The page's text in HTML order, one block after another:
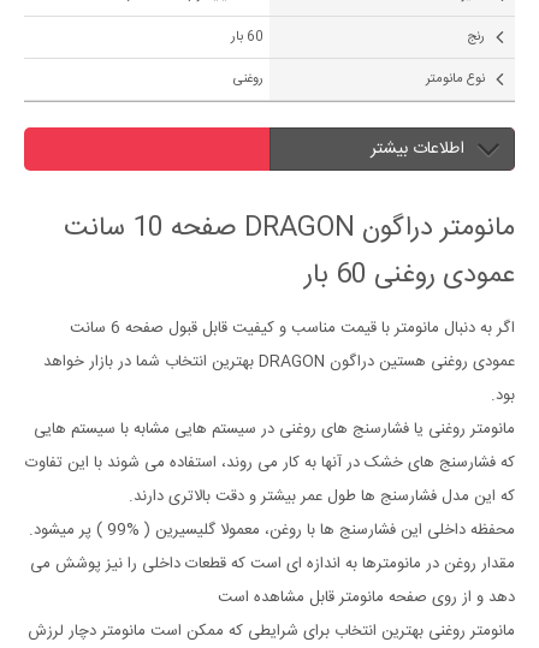
رنج
60 بار
نوع مانومتر
روغنی
اطلاعات بیشتر
مانومتر دراگون DRAGON صفحه 10 سانت
عمودی روغنی 60 بار
اگر به دنبال مانومتر با قیمت مناسب و کیفیت قابل قبول صفحه 6 سانت
عمودی روغنی هستین دراگون DRAGON بهترین انتخاب شما در بازار خواهد
بود.
مانومتر روغنی یا فشارسنج های روغنی در سیستم هایی مشابه با سیستم هایی
که فشارسنج های خشک در آنها به کار می روند، استفاده می شوند با این تفاوت
که این مدل فشارسنج ها طول عمر بیشتر و دقت بالاتری دارند.
محفظه داخلی این فشارسنج ها با روغن، معمولا گلیسیرین ( %99 ) پر میشود.
مقدار روغن در مانومترها به اندازه ای است که قطعات داخلی را نیز پوشش می
دهد و از روی صفحه مانومتر قابل مشاهده است
مانومتر روغنی بهترین انتخاب برای شرایطی که ممکن است مانومتر دچار لرزش